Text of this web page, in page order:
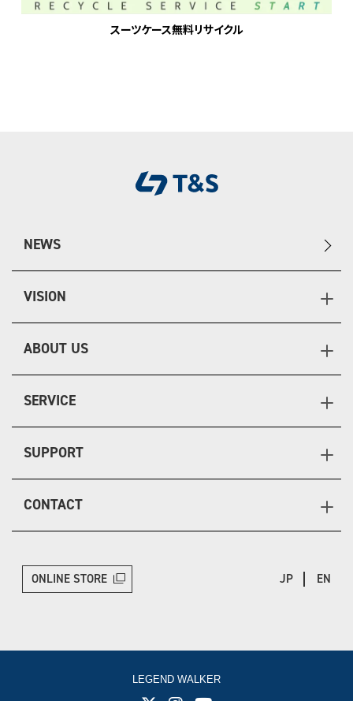
スーツケース無料リサイクル
NEWS
VISION
ABOUT US
SERVICE
SUPPORT
CONTACT
ONLINE STORE JP EN
LEGEND WALKER